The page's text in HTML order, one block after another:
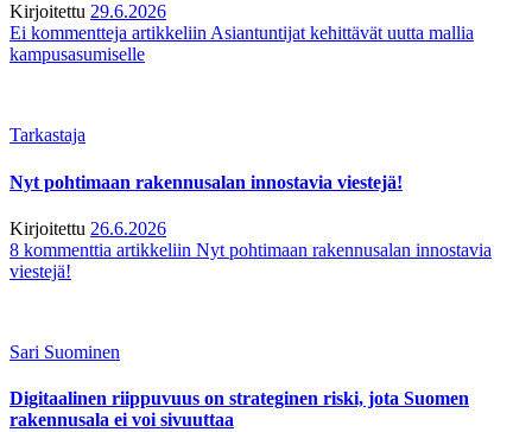
Kirjoitettu 29.6.2026
Ei kommentteja artikkeliin Asiantuntijat kehittävät uutta mallia
kampusasumiselle
Tarkastaja
Nyt pohtimaan rakennusalan innostavia viestejä!
Kirjoitettu 26.6.2026
8 kommenttia artikkeliin Nyt pohtimaan rakennusalan innostavia
viestejä!
Sari Suominen
Digitaalinen riippuvuus on strateginen riski, jota Suomen
rakennusala ei voi sivuuttaa